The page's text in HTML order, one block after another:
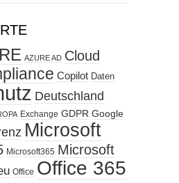
AZURE AD Cloud
Copilot Daten
Deutschland
Exchange GDPR Google
Microsoft
Microsoft365 Microsoft
Office Office 365